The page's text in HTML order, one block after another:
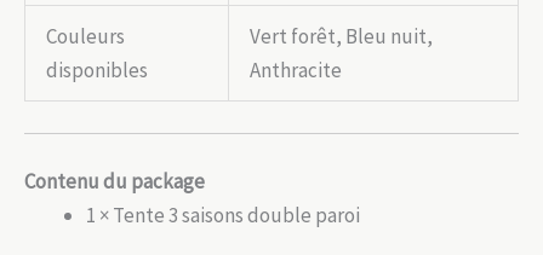
Couleurs
disponibles
Vert forêt, Bleu nuit,
Anthracite
Contenu du package
1 × Tente 3 saisons double paroi